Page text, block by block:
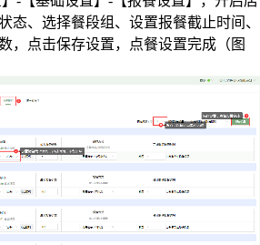
态、选择餐段组、设置报餐截止时间、
，点击保存设置，点餐设置完成（图